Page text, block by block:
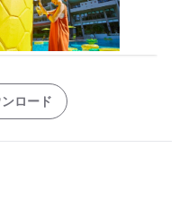
ロード